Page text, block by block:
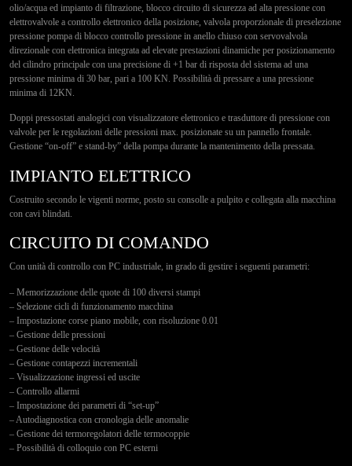
olio/acqua ed impianto di filtrazione, blocco circuito di sicurezza ad alta pressione con
elettrovalvole a controllo elettronico della posizione, valvola proporzionale di preselezione
pressione pompa di blocco controllo pressione in anello chiuso con servovalvola
direzionale con elettronica integrata ad elevate prestazioni dinamiche per posizionamento
del cilindro principale con una precisione di +1 bar di risposta del sistema ad una
pressione minima di 30 bar, pari a 100 KN. Possibilità di pressare a una pressione
minima di 12KN.
Doppi pressostati analogici con visualizzatore elettronico e trasduttore di pressione con
valvole per le regolazioni delle pressioni max. posizionate su un pannello frontale.
Gestione “on-off” e stand-by” della pompa durante la mantenimento della pressata.
IMPIANTO ELETTRICO
Costruito secondo le vigenti norme, posto su consolle a pulpito e collegata alla macchina
con cavi blindati.
CIRCUITO DI COMANDO
Con unità di controllo con PC industriale, in grado di gestire i seguenti parametri:
– Memorizzazione delle quote di 100 diversi stampi
– Selezione cicli di funzionamento macchina
– Impostazione corse piano mobile, con risoluzione 0.01
– Gestione delle pressioni
– Gestione delle velocità
– Gestione contapezzi incrementali
– Visualizzazione ingressi ed uscite
– Controllo allarmi
– Impostazione dei parametri di “set-up”
– Autodiagnostica con cronologia delle anomalie
– Gestione dei termoregolatori delle termocoppie
– Possibilità di colloquio con PC esterni